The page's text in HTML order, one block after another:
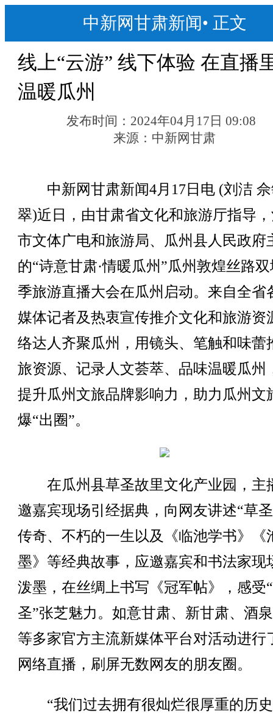
中新网甘肃新闻• 正文
线上“云游” 线下体验 在直播
温暖瓜州
发布时间： 2024年04月17日 09:08
来源： 中新网甘肃
中新网甘肃新闻4月17日电 (刘洁 佘
翠)近日，由甘肃省文化和旅游厅指导
市文体广电和旅游局、瓜州县人民政府
的“诗意甘肃·情暖瓜州”瓜州敦煌丝路
季旅游直播大会在瓜州启动。来自全省
媒体记者及热衷宣传推介文化和旅游资
络达人齐聚瓜州，用镜头、笔触和味蕾
旅资源、记录人文荟萃、品味温暖瓜州
提升瓜州文旅品牌影响力，助力瓜州文
爆“出圈”。
在瓜州县草圣故里文化产业园，主
邀嘉宾现场引经据典，向网友讲述“草
传奇、不朽的一生以及《临池学书》《
墨》等经典故事，应邀嘉宾和书法家现
泼墨，在丝绸上书写《冠军帖》，感受
圣”张芝魅力。如意甘肃、新甘肃、酒
等多家官方主流新媒体平台对活动进行
网络直播，刷屏无数网友的朋友圈。
“我们过去拥有很灿烂很厚重的历